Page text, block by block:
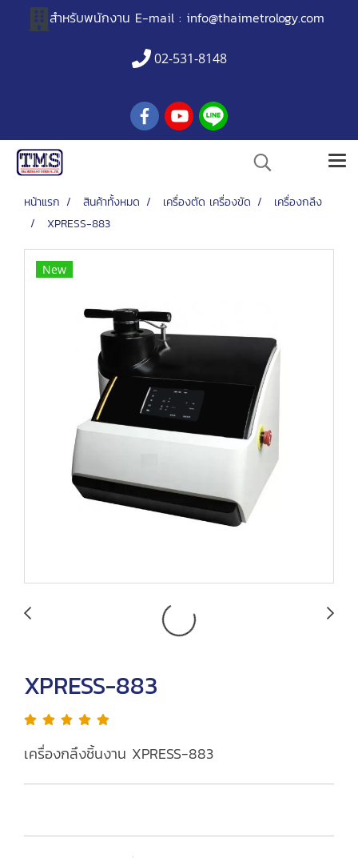
สำหรับพนักงาน E-mail : info@thaimetrology.com
02-531-8148
หน้าแรก สินค้าทั้งหมด เครื่องตัด เครื่องขัด
เครื่องกลึง
XPRESS-883
New
XPRESS-883
เครื่องกลึงชิ้นงาน XPRESS-883